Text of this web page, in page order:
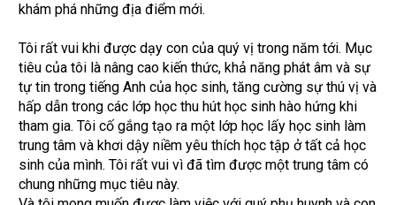
khám phá những địa điểm mới.
Tôi rất vui khi được dạy con của quý vị trong năm tới. Mục
tiêu của tôi là nâng cao kiến ​​thức, khả năng phát âm và sự
tự tin trong tiếng Anh của học sinh, tăng cường sự thú vị và
hấp dẫn trong các lớp học thu hút học sinh hào hứng khi
tham gia. Tôi cố gắng tạo ra một lớp học lấy học sinh làm
trung tâm và khơi dậy niềm yêu thích học tập ở tất cả học
sinh của mình. Tôi rất vui vì đã tìm được một trung tâm có
chung những mục tiêu này.